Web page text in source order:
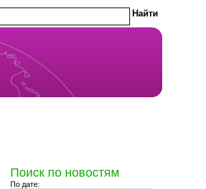
Поиск по новостям
По дате: